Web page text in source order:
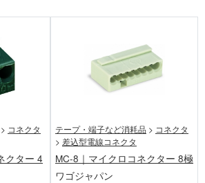
> コネクタ
クター 4
テープ・端子など消耗品 > コネクタ
> 差込型電線コネクタ
MC-8｜マイクロコネクター 8極
ワゴジャパン